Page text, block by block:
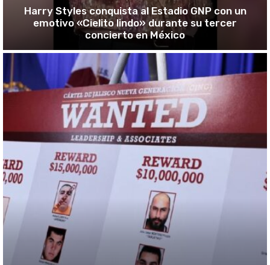
Harry Styles conquista al Estadio GNP con un
emotivo «Cielito lindo» durante su tercer
concierto en México